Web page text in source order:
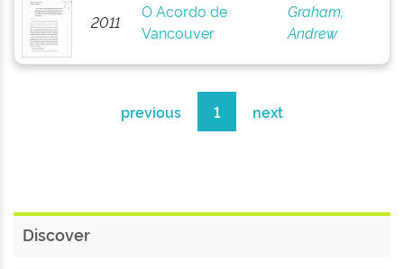
2011
O Acordo de
Vancouver
Graham,
Andrew
previous 1 next
Discover